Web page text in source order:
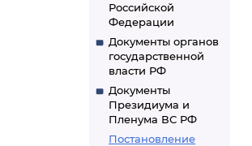
Российской
Федерации
Документы органов
государственной
власти РФ
Документы
Президиума и
Пленума ВС РФ
Постановление